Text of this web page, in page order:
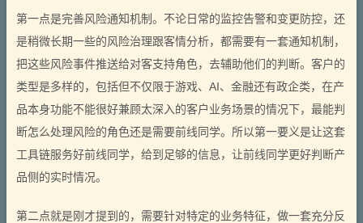
第一点是完善风险通知机制。不论日常的监控告警和变更防控，还
是稍微长期一些的风险治理跟客情分析，都需要有一套通知机制，
把这些风险事件推送给对客支持角色，去辅助他们的判断。客户的
类型是多样的，包括但不仅限于游戏、AI、金融还有政企类，在产
品本身功能不能很好兼顾太深入的客户业务场景的情况下，最能判
断怎么处理风险的角色还是需要前线同学。所以第一要义是让这套
工具链服务好前线同学，给到足够的信息，让前线同学更好判断产
品侧的实时情况。
第二点就是刚才提到的，需要针对特定的业务特征，做一套充分反